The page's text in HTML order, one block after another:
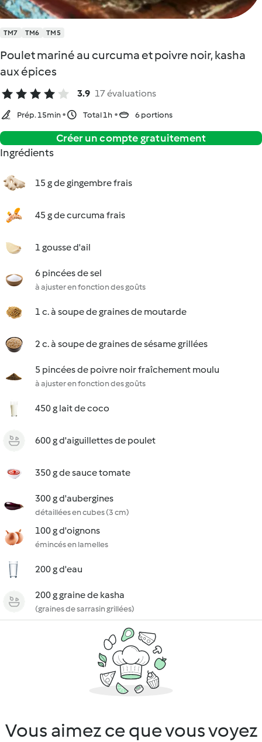
TM7 TM6 TM5
Poulet mariné au curcuma et poivre noir, kasha
aux épices
3.9 17 évaluations
Prép. 15min Total 1h 6 portions
Créer un compte gratuitement
Ingrédients
15 g de gingembre frais
45 g de curcuma frais
1 gousse d'ail
6 pincées de sel
à ajuster en fonction des goûts
1 c. à soupe de graines de moutarde
2 c. à soupe de graines de sésame grillées
5 pincées de poivre noir fraîchement moulu
à ajuster en fonction des goûts
450 g lait de coco
600 g d'aiguillettes de poulet
350 g de sauce tomate
300 g d'aubergines
détaillées en cubes (3 cm)
100 g d'oignons
émincés en lamelles
200 g d'eau
200 g graine de kasha
(graines de sarrasin grillées)
Vous aimez ce que vous voyez